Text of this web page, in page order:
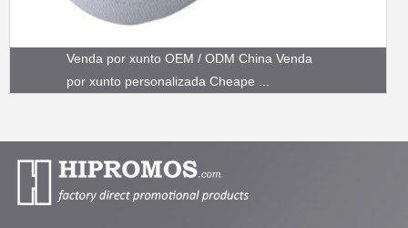
Venda por xunto OEM / ODM China Venda
por xunto personalizada Cheape ...